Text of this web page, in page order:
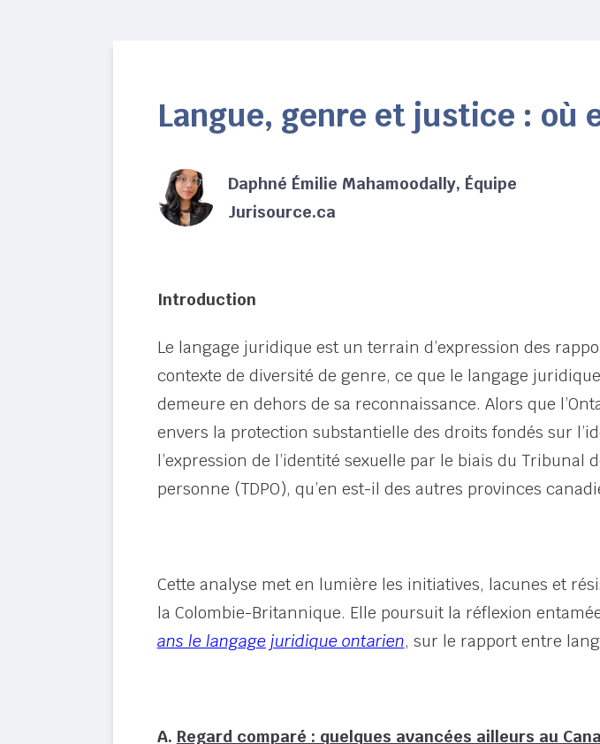
Langue, genre et justice : où
Daphné Émilie Mahamoodally, Équipe
Jurisource.ca
Introduction
Le langage juridique est un terrain d’expression des
contexte de diversité de genre, ce que le langage
demeure en dehors de sa reconnaissance. Alors que
envers la protection substantielle des droits fondés sur
l’expression de l’identité sexuelle par le biais du Tribunal
personne (TDPO), qu’en est-il des autres provinces
Cette analyse met en lumière les initiatives, lacunes et
la Colombie-Britannique. Elle poursuit la réflexion
ans le langage juridique ontarien, sur le rapport entre
A. Regard comparé : quelques avancées ailleurs au